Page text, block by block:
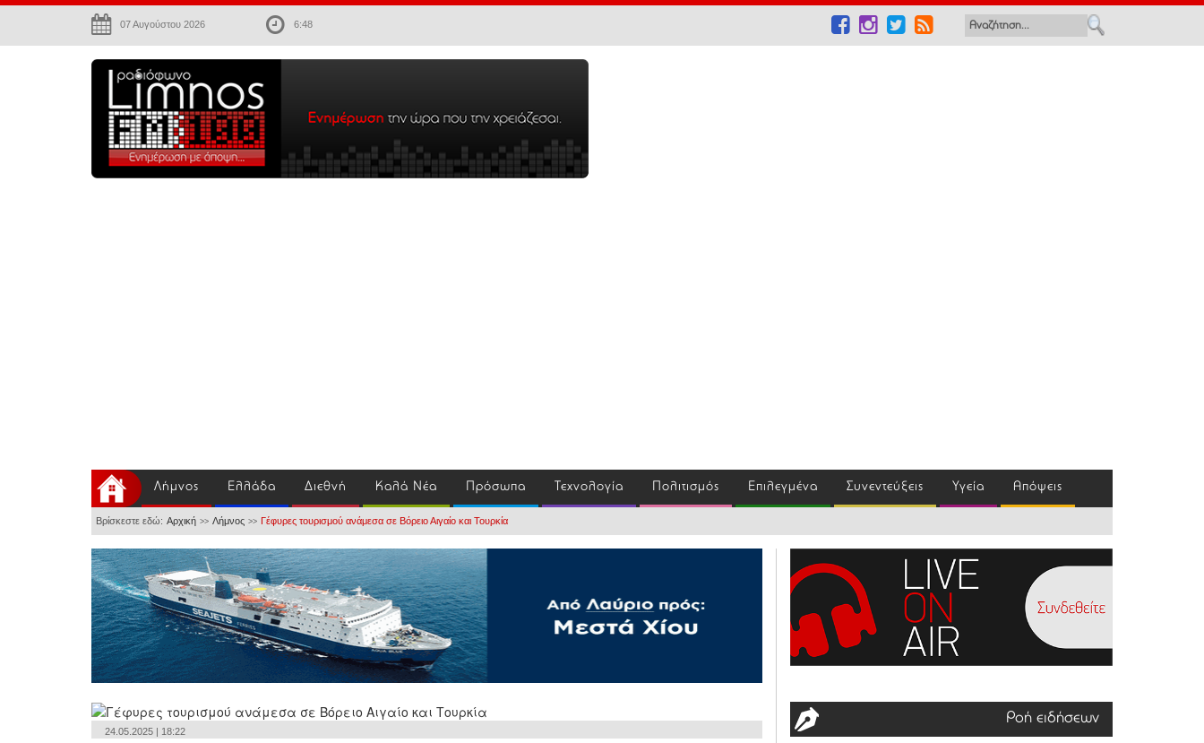
07 Αυγούστου 2026 6:48
Λήμνος Ελλάδα Διεθνή Καλά Νέα Πρόσωπα Τεχνολογία Πολιτισμός Επιλεγμένα Συνεντεύξεις Υγεία Απόψεις
Βρίσκεστε εδώ: Αρχική >> Λήμνος >> Γέφυρες τουρισμού ανάμεσα σε Βόρειο Αιγαίο και Τουρκία
24.05.2025 | 18:22
Ροή ειδήσεων